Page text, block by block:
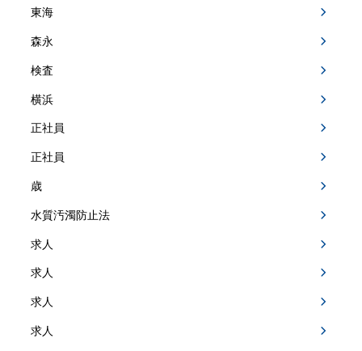
東海
森永
検査
横浜
正社員
正社員
歳
水質汚濁防止法
求人
求人
求人
求人